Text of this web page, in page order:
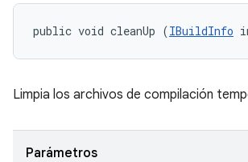
public void cleanUp (IBuildInfo
Limpia los archivos de compilación
Parámetros